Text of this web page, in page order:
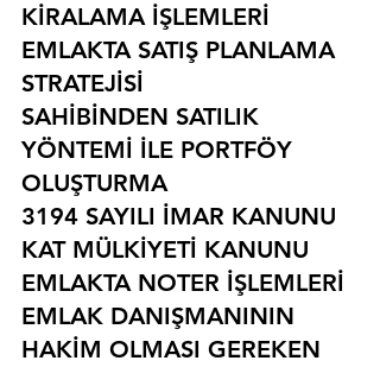
KİRALAMA İŞLEMLERİ
EMLAKTA SATIŞ PLANLAMA
STRATEJİSİ
SAHİBİNDEN SATILIK
YÖNTEMİ İLE PORTFÖY
OLUŞTURMA
3194 SAYILI İMAR KANUNU
KAT MÜLKİYETİ KANUNU
EMLAKTA NOTER İŞLEMLERİ
EMLAK DANIŞMANININ
HAKİM OLMASI GEREKEN